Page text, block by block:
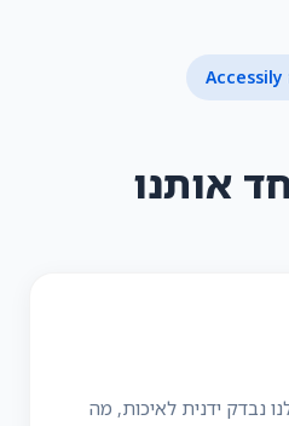
אותנו
נבדק ידנית לאיכות, מה